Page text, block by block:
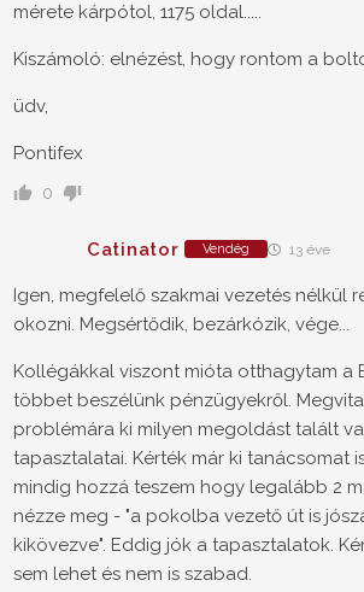
mérete kárpótol, 1175 oldal.....
Kiszámoló: elnézést, hogy rontom a
üdv,
Pontifex
0
Catinator Vendég 13 éve
Igen, megfelelő szakmai vezetés nélkül
okozni. Megsértődik, bezárkózik, vége...
Kollégákkal viszont mióta otthagytam a
többet beszélünk pénzügyekről.
problémára ki milyen megoldást talált
tapasztalatai. Kérték már ki tanácsomat
mindig hozzá teszem hogy legalább 2
nézze meg - "a pokolba vezető út is
kikövezve". Eddig jók a tapasztalatok.
sem lehet és nem is szabad.